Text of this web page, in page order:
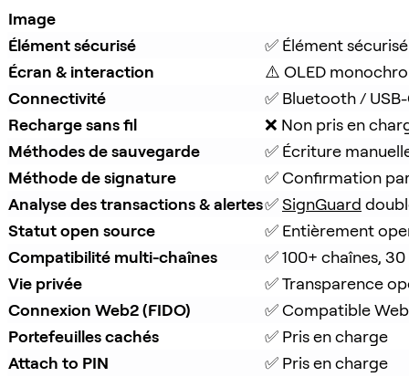
Image
Élément sécurisé
✅ Élément
Écran & interaction
⚠️ OLED
Connectivité
✅ Bluetooth /
Recharge sans fil
❌ Non pris en
Méthodes de sauvegarde
✅ Écriture
Méthode de signature
✅ Confirmation
Analyse des transactions & alertes✅ SignGuard
Statut open source
✅ Entièrement
Compatibilité multi-chaînes
✅ 100+ chaînes,
Vie privée
✅ Transparence
Connexion Web2 (FIDO)
✅ Compatible
Portefeuilles cachés
✅ Pris en charge
Attach to PIN
✅ Pris en charge